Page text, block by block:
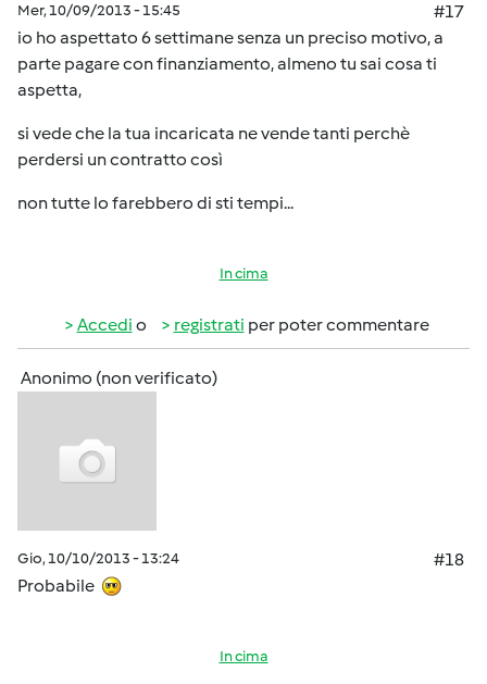
Mer, 10/09/2013 - 15:45
#17
io ho aspettato 6 settimane senza un preciso motivo, a
parte pagare con finanziamento, almeno tu sai cosa ti
aspetta,
si vede che la tua incaricata ne vende tanti perchè
perdersi un contratto così
non tutte lo farebbero di sti tempi...
In cima
Accedi o registrati per poter commentare
Anonimo (non verificato)
Gio, 10/10/2013 - 13:24
#18
Probabile
In cima